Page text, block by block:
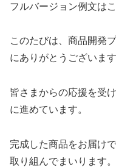
フルバージョン例文はこ
このたびは、商品開発
にありがとうございます
皆さまからの応援を受
に進めています。
完成した商品をお届け
取り組んでまいります。